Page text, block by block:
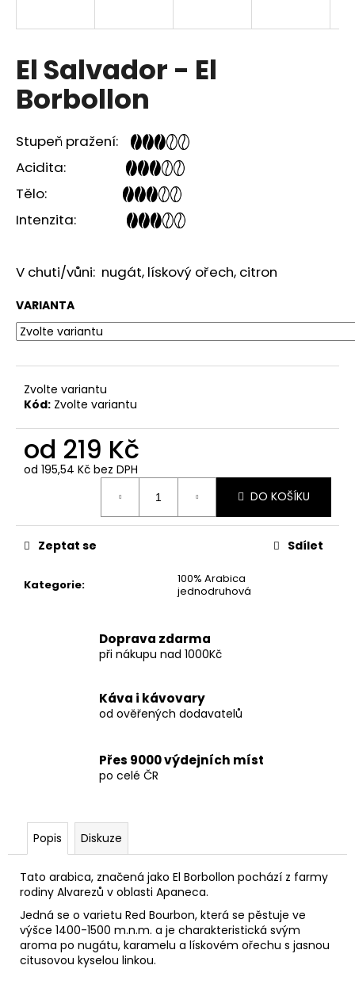
El Salvador - El
Borbollon
Stupeň pražení:
Acidita:
Tělo:
Intenzita:
V chuti/vůni: nugát, lískový ořech, citron
VARIANTA
Zvolte variantu
Kód: Zvolte variantu
od 219 Kč
od 195,54 Kč bez DPH
DO KOŠÍKU
Kategorie:
100% Arabica
jednodruhová
Zeptat se Sdílet
Doprava zdarma
při nákupu nad 1000Kč
Káva i kávovary
od ověřených dodavatelů
Přes 9000 výdejních míst
po celé ČR
Popis Diskuze
Tato arabica, značená jako El Borbollon pochází z farmy
rodiny Alvarezů v oblasti Apaneca.
Jedná se o varietu Red Bourbon, která se pěstuje ve
výšce 1400-1500 m.n.m. a je charakteristická svým
aroma po nugátu, karamelu a lískovém ořechu s jasnou
citusovou kyselou linkou.
í
t
?
HLEDAT
o
o
r
u
e
m
e
EP
ESMERALDA
Kč